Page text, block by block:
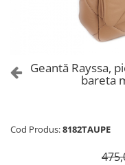
Genți Albe
Genți Bleumarin
Geantă Rayssa,
bareta
Cod Produs:8182TAUPE